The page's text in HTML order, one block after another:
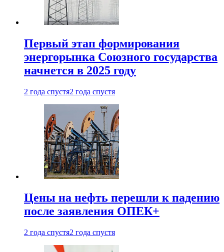
Первый этап формирования
энергорынка Союзного государства
начнется в 2025 году
2 года спустя2 года спустя
Цены на нефть перешли к падению
после заявления ОПЕК+
2 года спустя2 года спустя